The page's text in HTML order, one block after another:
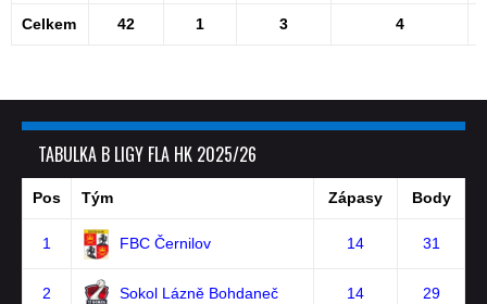
Celkem 42 1 3 4
TABULKA B LIGY FLA HK 2025/26
Pos Tým Zápasy Body
1 FBC Černilov 14 31
2 Sokol Lázně Bohdaneč 14 29